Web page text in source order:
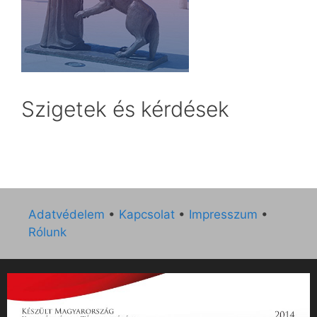
Szigetek és kérdések
Adatvédelem • Kapcsolat • Impresszum •
Rólunk